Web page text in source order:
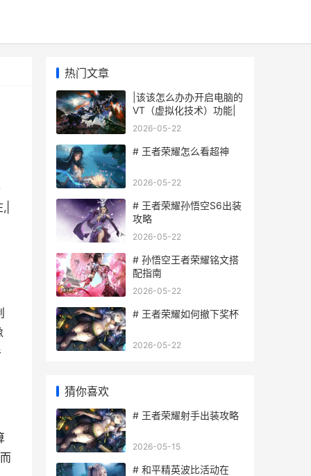
热门文章
|该该怎么办办开启电脑的
VT（虚拟化技术）功能|
2026-05-22
# 王者荣耀怎么看超神
2026-05-22
# 王者荣耀孙悟空S6出装
攻略
2026-05-22
# 孙悟空王者荣耀铭文搭
配指南
2026-05-22
# 王者荣耀如何撤下奖杯
2026-05-22
猜你喜欢
# 王者荣耀射手出装攻略
2026-05-15
# 和平精英波比活动在